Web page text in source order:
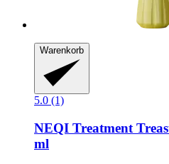
Warenkorb
5.0 (1)
NEQI Treatment
ml